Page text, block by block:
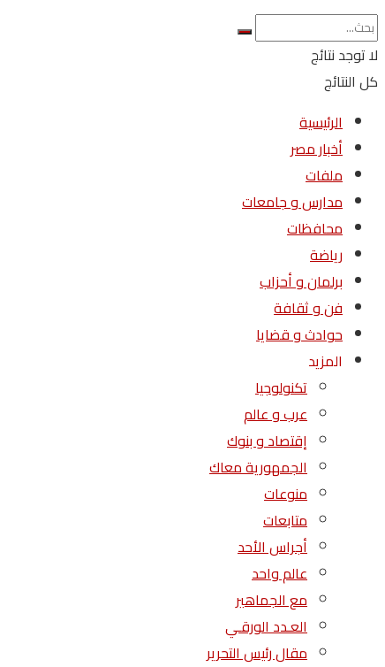
لا توجد نتائج
كل النتائج
الرئيسية
أخبار مصر
ملفات
مدارس و جامعات
محافظات
رياضة
برلمان و أحزاب
فن و ثقافة
حوادث و قضايا
المزيد
تكنولوجيا
عرب و عالم
إقتصاد و بنوك
الجمهورية معاك
منوعات
متابعات
أجراس الأحد
عالم واحد
مع الجماهير
العـدد الورقـي
مقال رئيس التحرير